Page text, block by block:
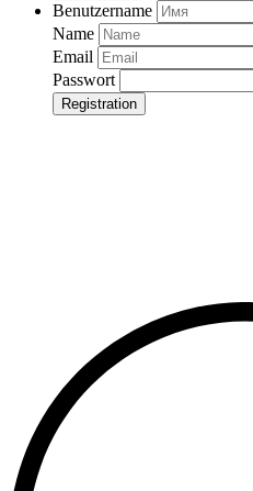
Benutzername
Name
Email
Passwort
Registration